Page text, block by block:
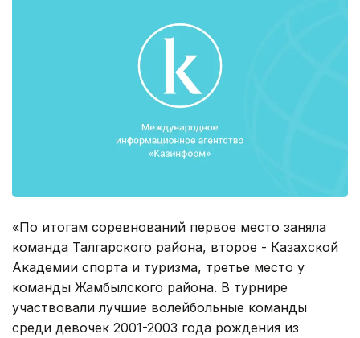
«По итогам соревнований первое место заняла
команда Талгарского района, второе - Казахской
Академии спорта и туризма, третье место у
команды Жамбылского района. В турнире
участвовали лучшие волейбольные команды
среди девочек 2001-2003 года рождения из